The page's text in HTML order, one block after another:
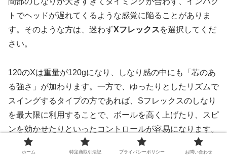
トでヘッドが遅れてくるような感覚に陥ることがありま
す。そのような方は、迷わずXフレックスを選択してくだ
さい。
120のXは重量が120gになり、しなり感の中にも「芯のあ
る強さ」が加わります。一方で、ゆったりとしたリズムで
スイングするタイプの方であれば、Sフレックスのしなり
を最大限に利用することで、ボールを高く上げたり、スピ
ンを効かせたりといったコントロールが容易になります。
ホーム 特定商取引法記 プライバシーポリシー お問い合わせ